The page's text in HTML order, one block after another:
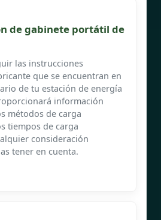
de gabinete portátil de
las instrucciones
que se encuentran en
de tu estación de energía
información
métodos de carga
tiempos de carga
consideración
tener en cuenta.